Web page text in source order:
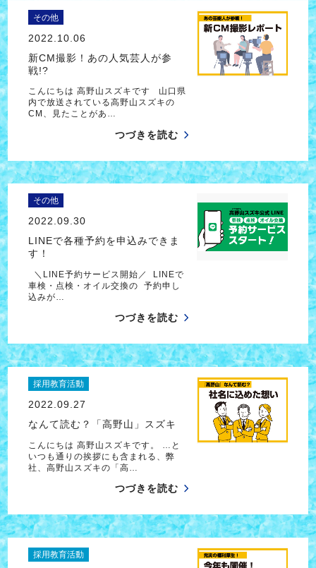
その他
2022.10.06
新CM撮影！あの人気芸人が参
戦!?
こんにちは 高野山スズキです 山口県
内で放送されている高野山スズキの
CM、見たことがあ…
つづきを読む
その他
2022.09.30
LINEで各種予約を申込みできま
す！
＼LINE予約サービス開始／ LINEで
車検・点検・オイル交換の 予約申し
込みが…
つづきを読む
採用教育活動
2022.09.27
なんて読む？「高野山」スズキ
こんにちは 高野山スズキです。 …と
いつも通りの挨拶にも含まれる、弊
社、高野山スズキの「高…
つづきを読む
採用教育活動